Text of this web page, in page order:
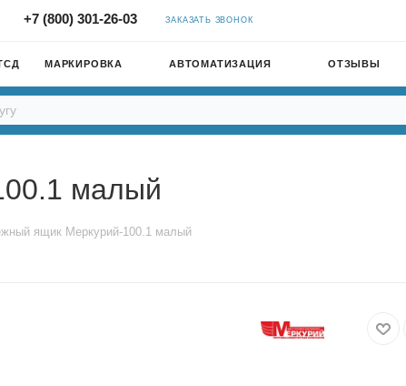
+7 (800) 301-26-03 ЗАКАЗАТЬ ЗВОНОК
МАРКИРОВКА АВТОМАТИЗАЦИЯ ОТЗЫВЫ
малый
ящик Меркурий-100.1 малый